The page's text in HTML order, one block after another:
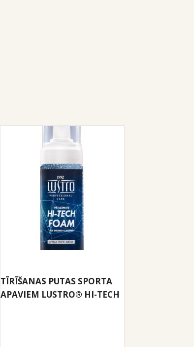
TĪRĪŠANAS PUTAS SPORTA
APAVIEM LUSTRO® HI-TECH